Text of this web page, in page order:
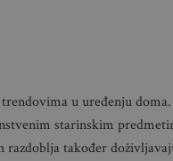
u uređenju
starinskim
razdoblja također